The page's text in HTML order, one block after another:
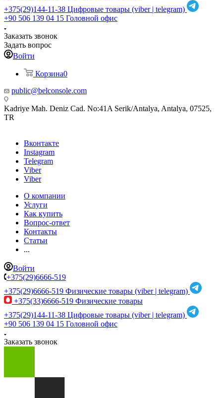
+375(29)144-11-38 Цифровые товары (viber | telegram)
+90 506 139 04 15 Головной офис
Заказать звонок
Задать вопрос
Войти
Корзина0
public@belconsole.com
Kadriye Mah. Deniz Cad. No:41A Serik/Antalya, Antalya, 07525,
TR
Вконтакте
Instagram
Telegram
Viber
Viber
О компании
Услуги
Как купить
Вопрос-ответ
Контакты
Статьи
...
Войти
+375(29)6666-519
+375(29)6666-519 Физические товары (viber | telegram)
+375(33)6666-519 Физические товары
+375(29)144-11-38 Цифровые товары (viber | telegram)
+90 506 139 04 15 Головной офис
Заказать звонок